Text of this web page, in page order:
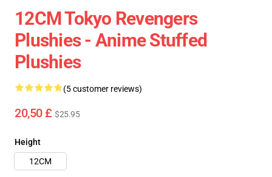
12CM Tokyo Revengers
Plushies - Anime Stuffed
Plushies
(5 customer reviews)
20,50 £ $25.95
Height
12CM